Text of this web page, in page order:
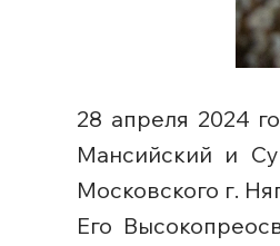
28 апреля 2024
Мансийский и
Московского г.
Его